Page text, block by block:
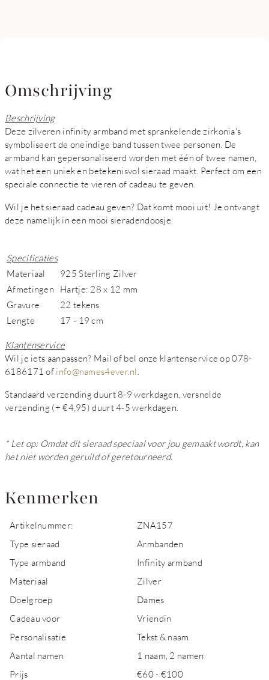
Omschrijving
Beschrijving
Deze zilveren infinity armband met sprankelende zirkonia's
symboliseert de oneindige band tussen twee personen. De
armband kan gepersonaliseerd worden met één of twee namen,
wat het een uniek en betekenisvol sieraad maakt. Perfect om een
speciale connectie te vieren of cadeau te geven.
Wil je het sieraad cadeau geven? Dat komt mooi uit! Je ontvangt
deze namelijk in een mooi sieradendoosje.
Specificaties
Materiaal
925 Sterling Zilver
Afmetingen
Hartje: 28 x 12 mm
Gravure
22 tekens
Lengte
17 - 19 cm
Klantenservice
Wil je iets aanpassen? Mail of bel onze klantenservice op 078-
6186171 of info@names4ever.nl
Standaard verzending duurt 8-9 werkdagen, versnelde
verzending (+ €4,95) duurt 4-5 werkdagen.
* Let op: Omdat dit sieraad speciaal voor jou gemaakt wordt, kan
het niet worden geruild of geretourneerd.
Kenmerken
Artikelnummer:
ZNA157
Type sieraad
Armbanden
Type armband
Infinity armband
Materiaal
Zilver
Doelgroep
Dames
Cadeau voor
Vriendin
Personalisatie
Tekst & naam
Aantal namen
1 naam, 2 namen
Prijs
€60 - €100